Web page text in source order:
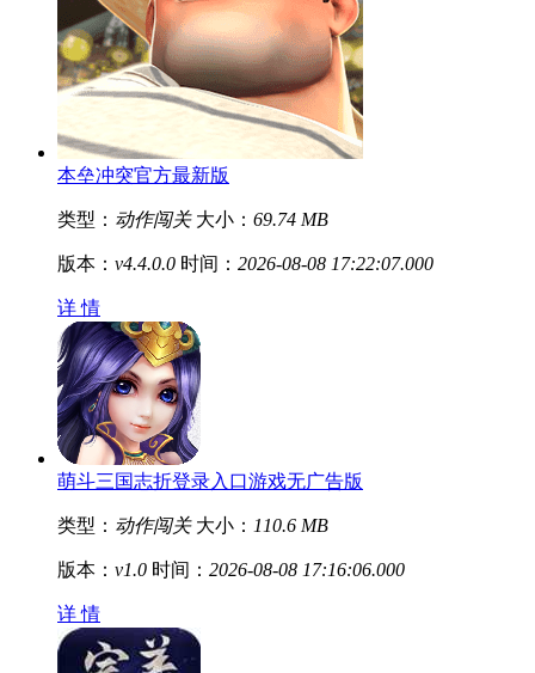
本垒冲突官方最新版
类型： 动作闯关 大小： 69.74 MB
版本： v4.4.0.0 时间： 2026-08-08 17:22:07.000
详 情
萌斗三国志折登录入口游戏无广告版
类型： 动作闯关 大小： 110.6 MB
版本： v1.0 时间： 2026-08-08 17:16:06.000
详 情